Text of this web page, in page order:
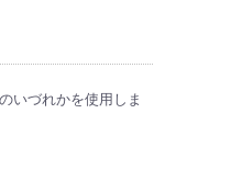
いづれかを使用しま